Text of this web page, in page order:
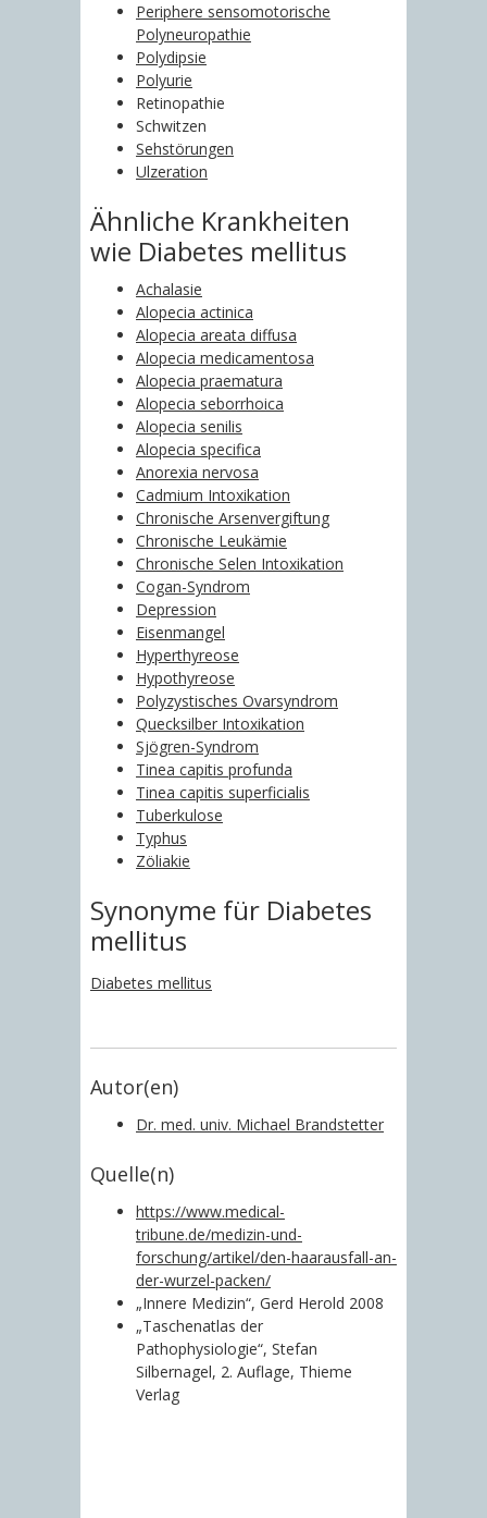
Periphere sensomotorische
Polyneuropathie
Polydipsie
Polyurie
Retinopathie
Schwitzen
Sehstörungen
Ulzeration
Ähnliche Krankheiten
wie Diabetes mellitus
Achalasie
Alopecia actinica
Alopecia areata diffusa
Alopecia medicamentosa
Alopecia praematura
Alopecia seborrhoica
Alopecia senilis
Alopecia specifica
Anorexia nervosa
Cadmium Intoxikation
Chronische Arsenvergiftung
Chronische Leukämie
Chronische Selen Intoxikation
Cogan-Syndrom
Depression
Eisenmangel
Hyperthyreose
Hypothyreose
Polyzystisches Ovarsyndrom
Quecksilber Intoxikation
Sjögren-Syndrom
Tinea capitis profunda
Tinea capitis superficialis
Tuberkulose
Typhus
Zöliakie
Synonyme für Diabetes
mellitus
Diabetes mellitus
Autor(en)
Dr. med. univ. Michael Brandstetter
Quelle(n)
https://www.medical-
tribune.de/medizin-und-
forschung/artikel/den-haarausfall-an-
der-wurzel-packen/
„Innere Medizin“, Gerd Herold 2008
„Taschenatlas der
Pathophysiologie“, Stefan
Silbernagel, 2. Auflage, Thieme
Verlag